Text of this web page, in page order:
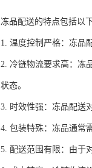
冻品配送的特点包括以
1. 温度控制严格：冻品
2. 冷链物流要求高：冻
状态。
3. 时效性强：冻品配送
4. 包装特殊：冻品通常
5. 配送范围有限：由于